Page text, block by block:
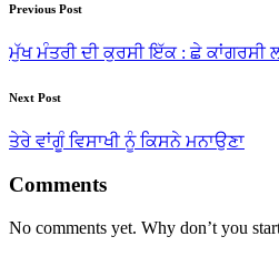
Post
navigation
Previous Post
ਮੁੱਖ ਮੰਤਰੀ ਦੀ ਕੁਰਸੀ ਇੱਕ : ਛੇ ਕਾਂਗਰਸੀ
Next Post
ਤੇਰੇ ਵਾਂਗੂੰ ਵਿਸਾਖੀ ਨੂੰ ਕਿਸਨੇ ਮਨਾਉਣਾ
Comments
No comments yet. Why don’t you